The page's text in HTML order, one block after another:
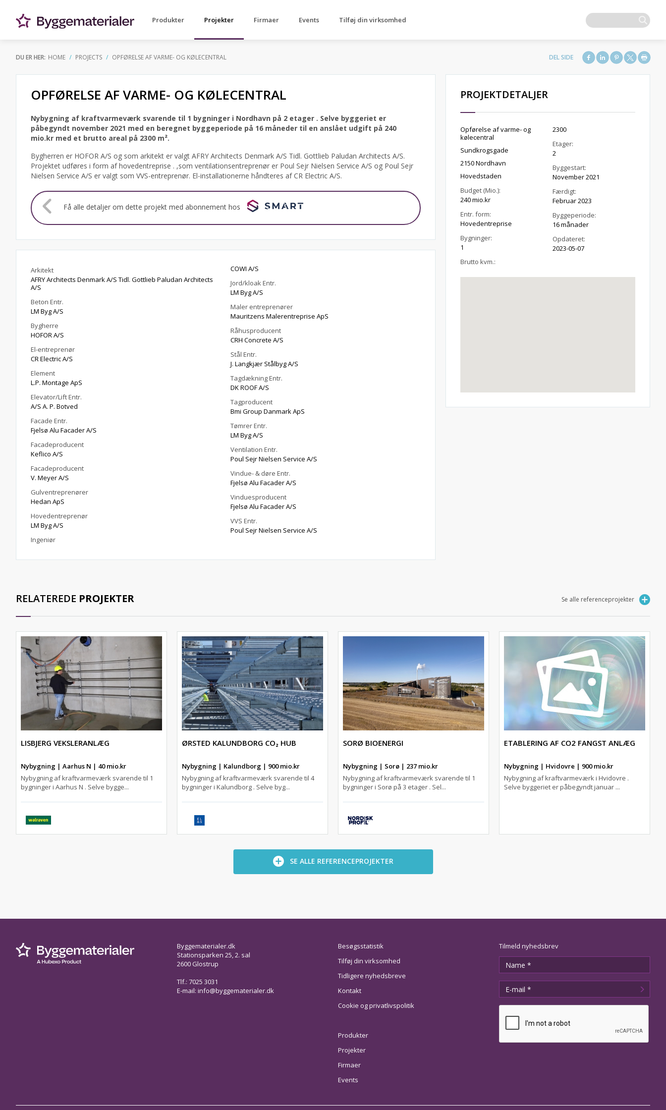
Produkter Projekter Firmaer Events Tilføj din virksomhed
DU ER HER: HOME PROJECTS OPFØRELSE AF VARME- OG KØLECENTRAL
OPFØRELSE AF VARME- OG KØLECENTRAL
Nybygning af kraftvarmeværk svarende til 1 bygninger i Nordhavn på 2 etager . Selve byggeriet er
påbegyndt november 2021 med en beregnet byggeperiode på 16 måneder til en anslået udgift på 240
mio.kr med et brutto areal på 2300 m².
Bygherren er HOFOR A/S og som arkitekt er valgt AFRY Architects Denmark A/S Tidl. Gottlieb Paludan Architects A/S.
Projektet udføres i form af hovedentreprise . ,som ventilationsentreprenør er Poul Sejr Nielsen Service A/S og Poul Sejr
Nielsen Service A/S er valgt som VVS-entreprenør. El-installationerne håndteres af CR Electric A/S.
Få alle detaljer om dette projekt med abonnement hos
Arkitekt
AFRY Architects Denmark A/S Tidl. Gottlieb Paludan Architects
A/S
Beton Entr.
LM Byg A/S
Bygherre
HOFOR A/S
El-entreprenør
CR Electric A/S
Element
L.P. Montage ApS
Elevator/Lift Entr.
A/S A. P. Botved
Facade Entr.
Fjelsø Alu Facader A/S
Facadeproducent
Keflico A/S
Facadeproducent
V. Meyer A/S
Gulventreprenører
Hedan ApS
Hovedentreprenør
LM Byg A/S
Ingeniør
COWI A/S
Jord/kloak Entr.
LM Byg A/S
Maler entreprenører
Mauritzens Malerentreprise ApS
Råhusproducent
CRH Concrete A/S
Stål Entr.
J. Langkjær Stålbyg A/S
Tagdækning Entr.
DK ROOF A/S
Tagproducent
Bmi Group Danmark ApS
Tømrer Entr.
LM Byg A/S
Ventilation Entr.
Poul Sejr Nielsen Service A/S
Vindue- & døre Entr.
Fjelsø Alu Facader A/S
Vinduesproducent
Fjelsø Alu Facader A/S
VVS Entr.
Poul Sejr Nielsen Service A/S
PROJEKTDETALJER
Opførelse af varme- og
kølecentral
Sundkrogsgade
2150 Nordhavn
Hovedstaden
Budget (Mio.):
240 mio.kr
Entr. form:
Hovedentreprise
Bygninger:
1
Brutto kvm.:
2300
Etager:
2
Byggestart:
November 2021
Færdigt:
Februar 2023
Byggeperiode:
16 månader
Opdateret:
2023-05-07
Se alle referenceprojekter
RELATEREDE PROJEKTER
LISBJERG VEKSLERANLÆG
Nybygning | Aarhus N | 40 mio.kr
Nybygning af kraftvarmeværk svarende til 1
bygninger i Aarhus N . Selve bygge...
ØRSTED KALUNDBORG CO₂ HUB
Nybygning | Kalundborg | 900 mio.kr
Nybygning af kraftvarmeværk svarende til 4
bygninger i Kalundborg . Selve byg...
SORØ BIOENERGI
Nybygning | Sorø | 237 mio.kr
Nybygning af kraftvarmeværk svarende til 1
bygninger i Sorø på 3 etager . Sel...
ETABLERING AF CO2 FANGST ANLÆG
Nybygning | Hvidovre | 900 mio.kr
Nybygning af kraftvarmeværk i Hvidovre .
Selve byggeriet er påbegyndt januar ...
SE ALLE REFERENCEPROJEKTER
Byggematerialer.dk
Stationsparken 25, 2. sal
2600 Glostrup
Tlf.: 7025 3031
E-mail: info@byggematerialer.dk
Besøgsstatistik
Tilføj din virksomhed
Tidligere nyhedsbreve
Kontakt
Cookie og privatlivspolitik
Produkter
Projekter
Firmaer
Events
Tilmeld nyhedsbrev